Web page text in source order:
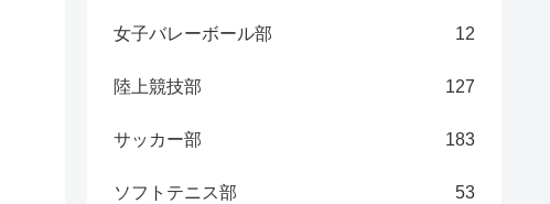
女子バレーボール部 12
陸上競技部 127
サッカー部 183
ソフトテニス部 53